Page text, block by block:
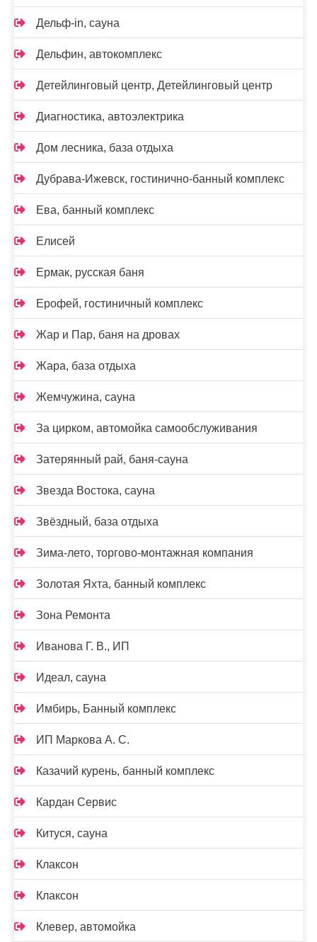
Дельф-in, сауна
Дельфин, автокомплекс
Детейлинговый центр, Детейлинговый центр
Диагностика, автоэлектрика
Дом лесника, база отдыха
Дубрава-Ижевск, гостинично-банный комплекс
Ева, банный комплекс
Елисей
Ермак, русская баня
Ерофей, гостиничный комплекс
Жар и Пар, баня на дровах
Жара, база отдыха
Жемчужина, сауна
За цирком, автомойка самообслуживания
Затерянный рай, баня-сауна
Звезда Востока, сауна
Звёздный, база отдыха
Зима-лето, торгово-монтажная компания
Золотая Яхта, банный комплекс
Зона Ремонта
Иванова Г. В., ИП
Идеал, сауна
Имбирь, Банный комплекс
ИП Маркова А. С.
Казачий курень, банный комплекс
Кардан Сервис
Китуся, сауна
Клаксон
Клаксон
Клевер, автомойка